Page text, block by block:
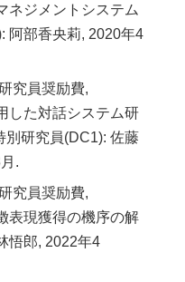
ネジメントシステム
阿部香央莉, 2020年4
究員奨励費,
した対話システム研
別研究員(DC1): 佐藤
.
究員奨励費,
表現獲得の機序の解
悟郎, 2022年4